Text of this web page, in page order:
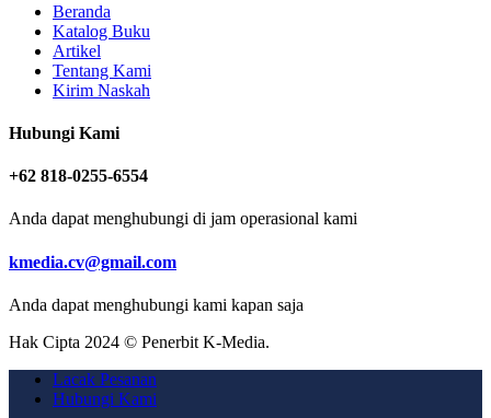
Beranda
Katalog Buku
Artikel
Tentang Kami
Kirim Naskah
Hubungi Kami
+62 818-0255-6554
Anda dapat menghubungi di jam operasional kami
kmedia.cv@gmail.com
Anda dapat menghubungi kami kapan saja
Hak Cipta 2024 © Penerbit K-Media.
Lacak Pesanan
Hubungi Kami